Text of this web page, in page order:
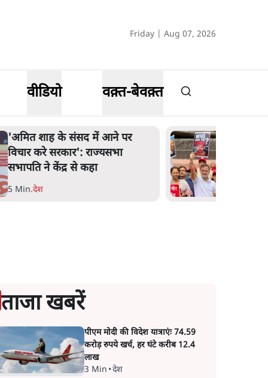
Friday | Aug 07, 2026
वीडियो वक़्त-बेवक़्त
शाह के ख़िलाफ़ संसद में विपक्ष का
मार्च, 'गृह मंत्री मुंह छुपा रहे हैं क्योंकि
वो छात्रों के गुनहगार हैं'
5 Min.देश
ताजा खबरें
पीएम मोदी की विदेश यात्राएंः 74.59
करोड़ रुपये खर्च, हर घंटे करीब 12.4
लाख
3 Min •देश